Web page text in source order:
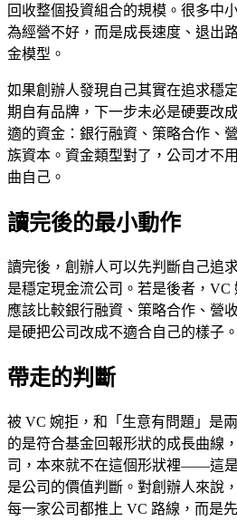
回收整個投資組合的規模。很多中
為經營不好，而是成長速度、退出
金模型。
如果創辦人發現自己其實在追求穩
期自有品牌，下一步未必是硬要改
適的資金：銀行融資、策略合作、
族資本。資金類型對了，公司才不
曲自己。
讀完後的最小動作
讀完後，創辦人可以先判斷自己追
是穩定現金流公司。若是後者，VC
應該比較銀行融資、策略合作、營
是硬把公司改成不適合自己的樣子。
帶走的判斷
被 VC 婉拒，和「生意有問題」是
的是符合基金回報形狀的成長曲線
司，本來就不在這個形狀裡——這
是公司的價值判斷。對創辦人來說
每一家公司都推上 VC 路線，而是